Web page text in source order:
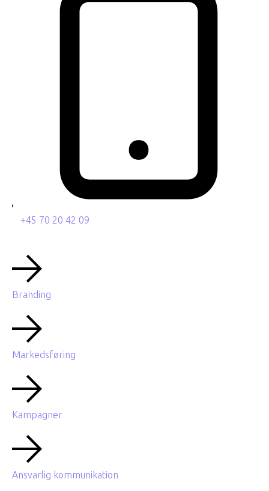
+45 70 20 42 09
Branding
Markedsføring
Kampagner
Ansvarlig kommunikation